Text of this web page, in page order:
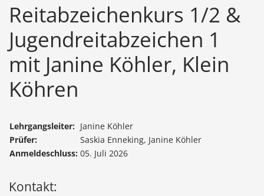
Reitabzeichenkurs 1/2 &
Jugendreitabzeichen 1
mit Janine Köhler, Klein
Köhren
Lehrgangsleiter: Janine Köhler
Prüfer:
Saskia Enneking, Janine Köhler
Anmeldeschluss: 05. Juli 2026
Kontakt: